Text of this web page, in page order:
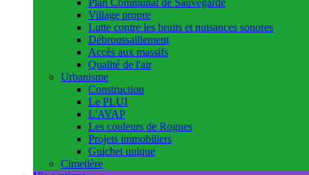
Plan Communal de Sauvegarde
Village propre
Lutte contre les bruits et nuisances sonores
Débroussaillement
Accès aux massifs
Qualité de l'air
Urbanisme
Construction
Le PLUI
L'AVAP
Les couleurs de Rognes
Projets immobiliers
Guichet unique
Cimetière